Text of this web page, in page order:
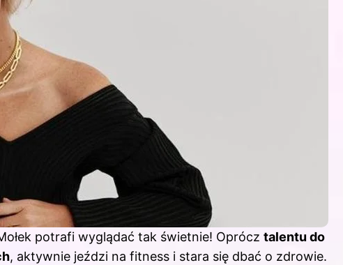
potrafi wyglądać tak świetnie! Oprócz talentu do
, aktywnie jeździ na fitness i stara się dbać o zdrowie.